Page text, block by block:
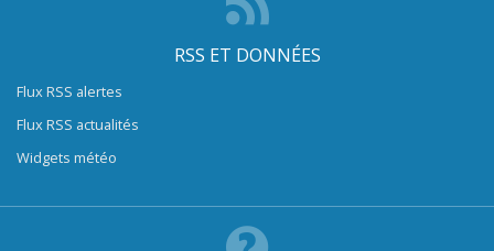
RSS ET DONNÉES
Flux RSS alertes
Flux RSS actualités
Widgets météo